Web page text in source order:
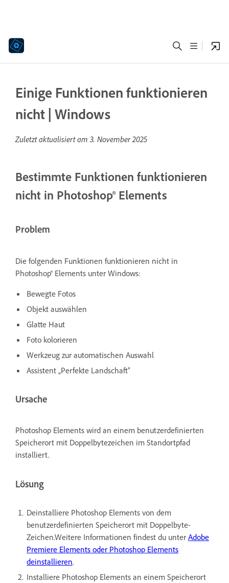
Einige Funktionen funktionieren
nicht | Windows
Zuletzt aktualisiert am 3. November 2025
Bestimmte Funktionen funktionieren
nicht in Photoshop® Elements
Problem
Die folgenden Funktionen funktionieren nicht in
Photoshop® Elements unter Windows:
Bewegte Fotos
Objekt auswählen
Glatte Haut
Foto kolorieren
Werkzeug zur automatischen Auswahl
Assistent „Perfekte Landschaft“
Ursache
Photoshop Elements wird an einem benutzerdefinierten
Speicherort mit Doppelbytezeichen im Standortpfad
installiert.
Lösung
Deinstalliere Photoshop Elements von dem
benutzerdefinierten Speicherort mit Doppelbyte-
Zeichen.Weitere Informationen findest du unter Adobe
Premiere Elements oder Photoshop Elements
deinstallieren.
Installiere Photoshop Elements an einem Speicherort